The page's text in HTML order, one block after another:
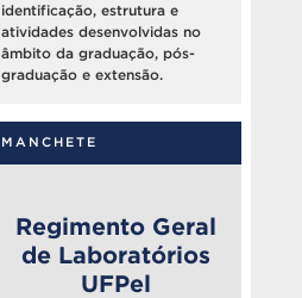
identificação, estrutura e
atividades desenvolvidas no
âmbito da graduação, pós-
graduação e extensão.
MANCHETE
Regimento Geral
de Laboratórios
UFPel